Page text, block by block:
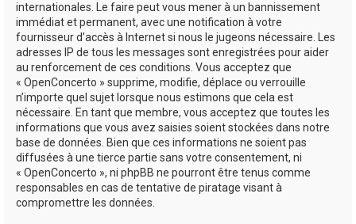
internationales. Le faire peut vous mener à un bannissement
immédiat et permanent, avec une notification à votre
fournisseur d’accès à Internet si nous le jugeons nécessaire. Les
adresses IP de tous les messages sont enregistrées pour aider
au renforcement de ces conditions. Vous acceptez que
« OpenConcerto » supprime, modifie, déplace ou verrouille
n’importe quel sujet lorsque nous estimons que cela est
nécessaire. En tant que membre, vous acceptez que toutes les
informations que vous avez saisies soient stockées dans notre
base de données. Bien que ces informations ne soient pas
diffusées à une tierce partie sans votre consentement, ni
« OpenConcerto », ni phpBB ne pourront être tenus comme
responsables en cas de tentative de piratage visant à
compromettre les données.